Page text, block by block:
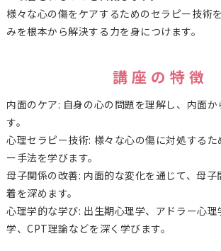
様々な心の傷をケアするためのセラピー技術
みを根本から解決する力を身につけます。
講 座 の 特 徴
内面のケア: 自身の心の問題を理解し、内面か
す。
心理セラピー技術: 様々な心の傷に対処する
ー手法を学びます。
母子関係の改善: 内面的な変化を通じて、母
着を深めます。
心理学的な学び: 出生期心理学、アドラー心
学、CPT理論などを深く学びます。